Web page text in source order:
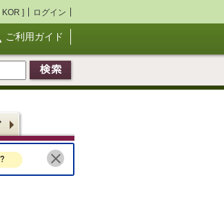
KOR ] ログイン
ご利用ガイド